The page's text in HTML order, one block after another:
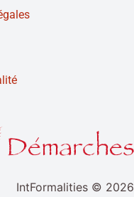
IntFormalities © 2026